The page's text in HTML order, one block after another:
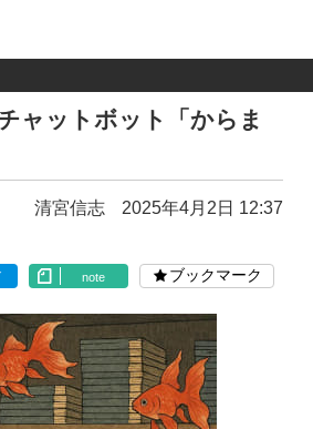
ャットボット「からま
清宮信志 2025年4月2日 12:37
note ブックマーク